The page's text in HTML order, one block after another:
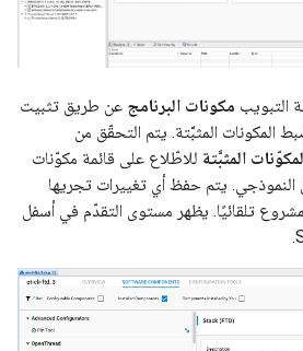
التبويب مكونات البرنامج عن طريق تثبيت
المكونات المثبَّتة. يتم التحقّق من
المثبَّتة للاطّلاع على قائمة مكوّنات
النموذجي. يتم حفظ أي تغييرات تجريها
تلقائيًا. يظهر مستوى التقدّم في أسفل